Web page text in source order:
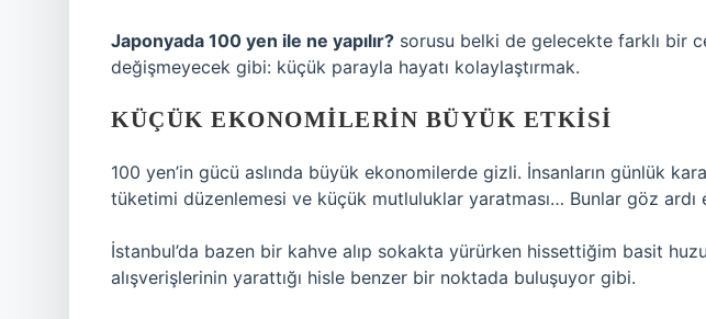
Japonyada 100 yen ile ne yapılır? sorusu belki de gelecekte farklı bir
değişmeyecek gibi: küçük parayla hayatı kolaylaştırmak.
KÜÇÜK EKONOMILERIN BÜYÜK ETKISI
100 yen’in gücü aslında büyük ekonomilerde gizli. İnsanların günlük
tüketimi düzenlemesi ve küçük mutluluklar yaratması… Bunlar göz ardı
İstanbul’da bazen bir kahve alıp sokakta yürürken hissettiğim basit
alışverişlerinin yarattığı hisle benzer bir noktada buluşuyor gibi.